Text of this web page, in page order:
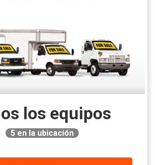
los equipos
5 en la ubicación